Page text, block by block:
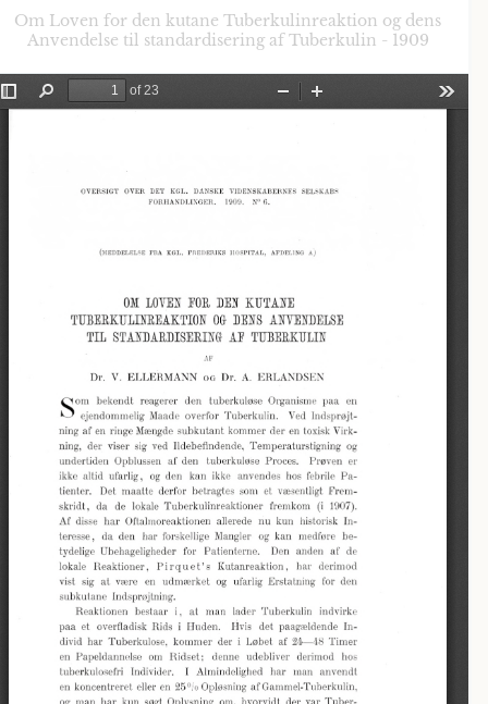
Om Loven for den kutane Tuberkulinreaktion og dens
Anvendelse til standardisering af Tuberkulin - 1909